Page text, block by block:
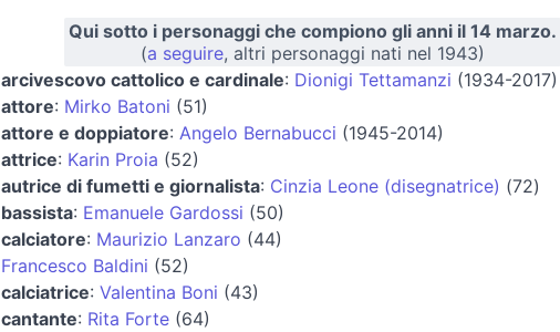
Qui sotto i personaggi che compiono gli anni il 14 marzo.
(a seguire, altri personaggi nati nel 1943)
arcivescovo cattolico e cardinale: Dionigi Tettamanzi (1934-2017)
attore: Mirko Batoni (51)
attore e doppiatore: Angelo Bernabucci (1945-2014)
attrice: Karin Proia (52)
autrice di fumetti e giornalista: Cinzia Leone (disegnatrice) (72)
bassista: Emanuele Gardossi (50)
calciatore: Maurizio Lanzaro (44)
Francesco Baldini (52)
calciatrice: Valentina Boni (43)
cantante: Rita Forte(64)